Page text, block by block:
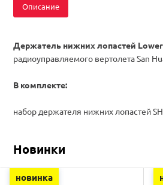
Описание
Держатель нижних лопастей
радиоуправляемого вертолета San
В комплекте:
набор держателя нижних лопастей
Новинки
новинка